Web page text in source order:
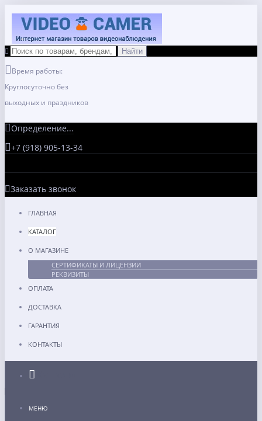
Время работы:
Круглосуточно без
выходных и праздников
Определение...
+7 (918) 905-13-34
Заказать звонок
ГЛАВНАЯ
КАТАЛОГ
О МАГАЗИНЕ
СЕРТИФИКАТЫ И ЛИЦЕНЗИИ
РЕКВИЗИТЫ
ОПЛАТА
ДОСТАВКА
ГАРАНТИЯ
КОНТАКТЫ
МЕНЮ